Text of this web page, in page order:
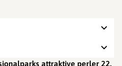
attraktive perler 22.